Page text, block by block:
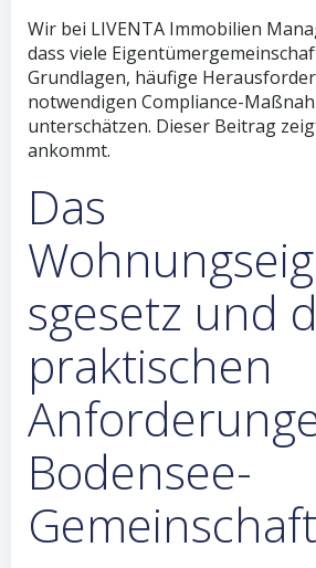
Wir bei LIVENTA Immobilien
dass viele
Grundlagen, häufige
notwendigen Compliance-
unterschätzen. Dieser Beitrag
ankommt.
Das
sgesetz und
praktischen
Bodensee-